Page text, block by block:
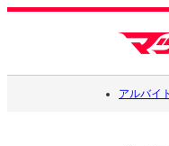
アルバイ